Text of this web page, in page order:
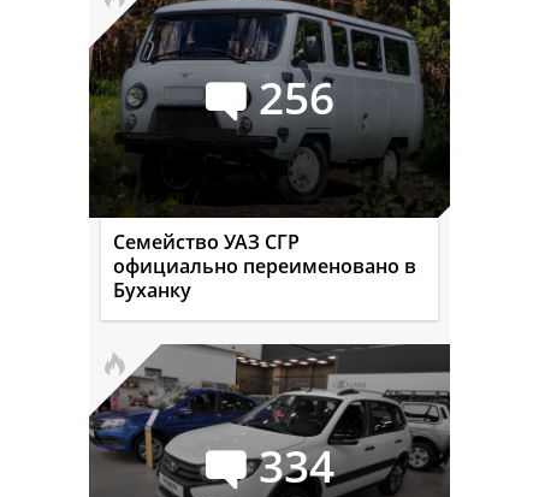
256
Семейство УАЗ СГР
официально переименовано в
Буханку
334